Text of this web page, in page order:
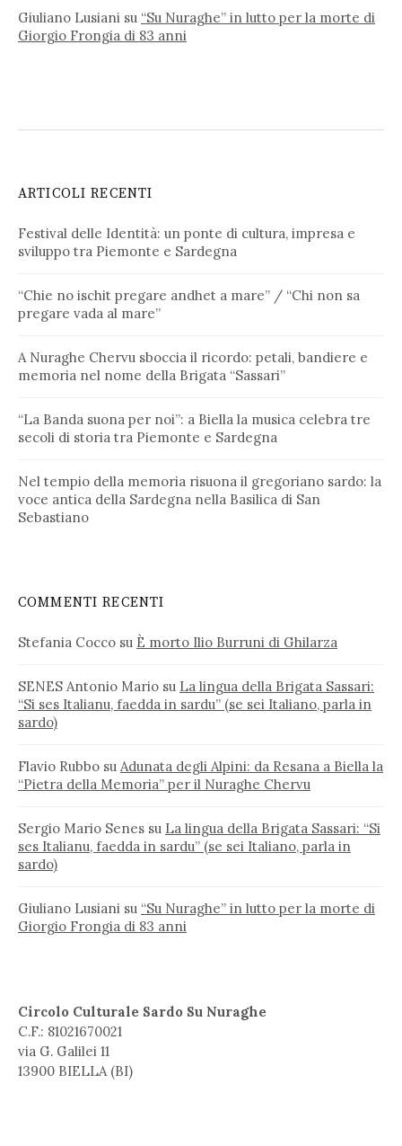
Giuliano Lusiani su “Su Nuraghe” in lutto per la morte di
Giorgio Frongia di 83 anni
ARTICOLI RECENTI
Festival delle Identità: un ponte di cultura, impresa e
sviluppo tra Piemonte e Sardegna
“Chie no ischit pregare andhet a mare” / “Chi non sa
pregare vada al mare”
A Nuraghe Chervu sboccia il ricordo: petali, bandiere e
memoria nel nome della Brigata “Sassari”
“La Banda suona per noi”: a Biella la musica celebra tre
secoli di storia tra Piemonte e Sardegna
Nel tempio della memoria risuona il gregoriano sardo: la
voce antica della Sardegna nella Basilica di San
Sebastiano
COMMENTI RECENTI
Stefania Cocco su È morto Ilio Burruni di Ghilarza
SENES Antonio Mario su La lingua della Brigata Sassari:
“Si ses Italianu, faedda in sardu” (se sei Italiano, parla in
sardo)
Flavio Rubbo su Adunata degli Alpini: da Resana a Biella la
“Pietra della Memoria” per il Nuraghe Chervu
Sergio Mario Senes su La lingua della Brigata Sassari: “Si
ses Italianu, faedda in sardu” (se sei Italiano, parla in
sardo)
Giuliano Lusiani su “Su Nuraghe” in lutto per la morte di
Giorgio Frongia di 83 anni
Circolo Culturale Sardo Su Nuraghe
C.F.: 81021670021
via G. Galilei 11
13900 BIELLA (BI)